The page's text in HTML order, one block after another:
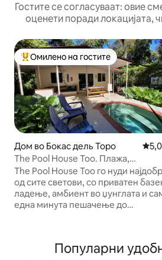
Гостите се согласуваат: овие
оценети поради локацијата,
Меѓу најуспешните „Омилени на
Омилено на гостите
Дом во Бокас дель Торо
The Pool House Too. Плажа,
приватност, мир и природа
The Pool House Too го нуди
од сите светови, со приватен
ладење, амбиент во џунглата и
една минута пешачење до
тремот за јадење. Куќата има
Популарни